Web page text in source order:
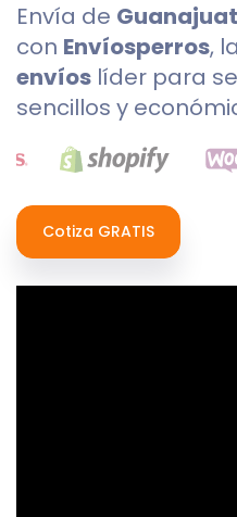
Envía de
con Envíosperros, la
envíos líder para
sencillos y
Cotiza GRATIS